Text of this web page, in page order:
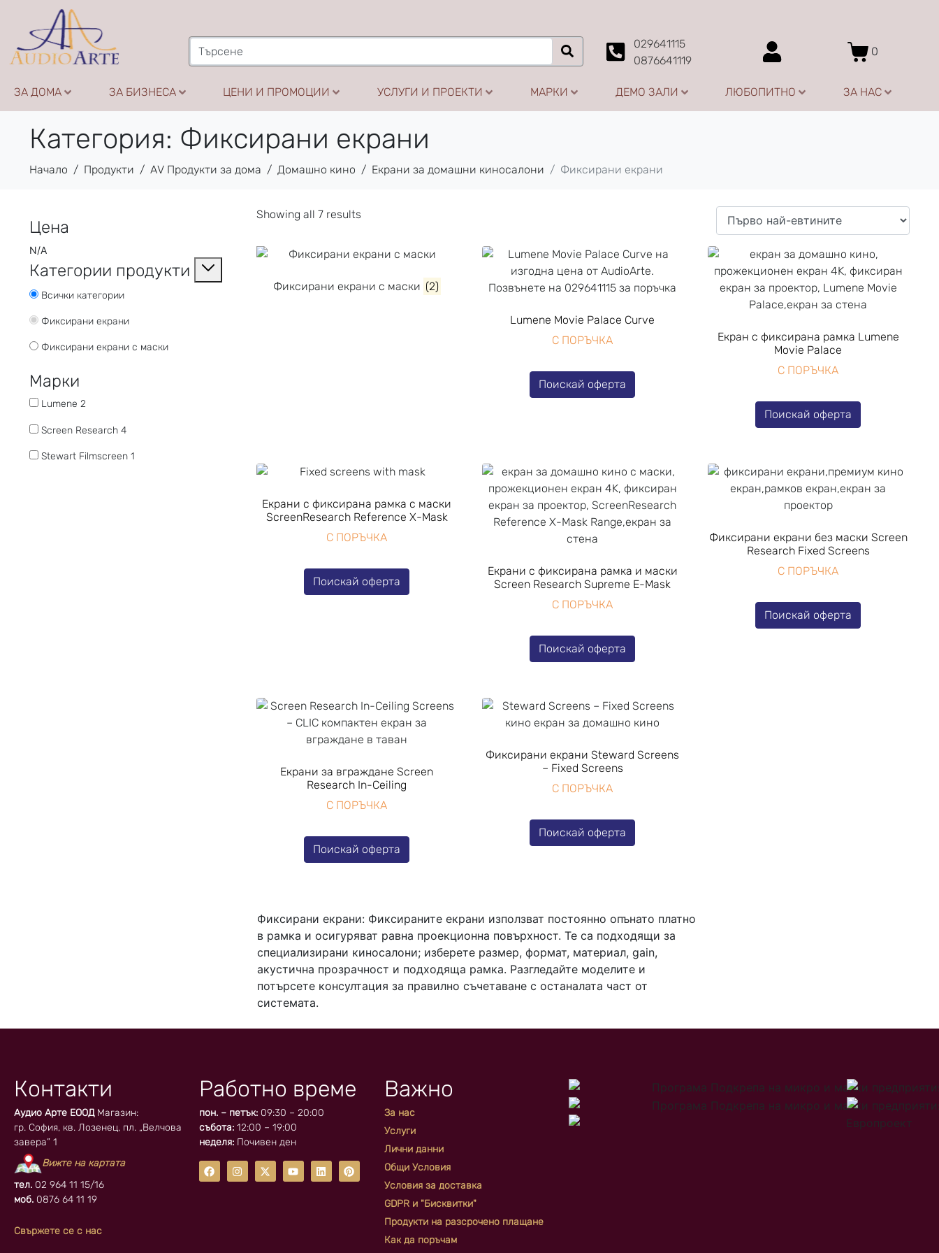
029641115
0876641119
0
ЗА ДОМА ЗА БИЗНЕСА ЦЕНИ И ПРОМОЦИИ УСЛУГИ И ПРОЕКТИ МАРКИ ДЕМО ЗАЛИ ЛЮБОПИТНО ЗА НАС
Категория: Фиксирани екрани
Начало Продукти AV Продукти за дома Домашно кино Екрани за домашни киносалони Фиксирани екрани
Showing all 7 results
Фиксирани екрани с маски (2)
Lumene Movie Palace Curve
С ПОРЪЧКА
Поискай оферта
Екран с фиксирана рамка Lumene
Movie Palace
С ПОРЪЧКА
Поискай оферта
Екрани с фиксирана рамка с маски
ScreenResearch Reference X-Mask
С ПОРЪЧКА
Поискай оферта
Екрани с фиксирана рамка и маски
Screen Research Supreme E-Mask
С ПОРЪЧКА
Поискай оферта
Фиксирани екрани без маски Screen
Research Fixed Screens
С ПОРЪЧКА
Поискай оферта
Екрани за вграждане Screen
Research In-Ceiling
С ПОРЪЧКА
Поискай оферта
Фиксирани екрани Steward Screens
– Fixed Screens
С ПОРЪЧКА
Поискай оферта
Фиксирани екрани: Фиксираните екрани използват постоянно опънато платно
в рамка и осигуряват равна проекционна повърхност. Те са подходящи за
специализирани киносалони; изберете размер, формат, материал, gain,
акустична прозрачност и подходяща рамка. Разгледайте моделите и
потърсете консултация за правилно съчетаване с останалата част от
системата.
Цена
N/A
Категории продукти
Всички категории
Фиксирани екрани
Фиксирани екрани с маски
Марки
Lumene 2
Screen Research 4
Stewart Filmscreen 1
Контакти
Аудио Арте ЕООДМагазин:
гр. София, кв. Лозенец, пл. „Велчова
завера” 1
Вижте на картата
тел. 02 964 11 15/16
моб. 0876 64 11 19
Свържете се с нас
Работно време
пон. – петък:09:30 – 20:00
събота:12:00 – 19:00
неделя:Почивен ден
Важно
За нас
Услуги
Лични данни
Общи Условия
Условия за доставка
GDPR и "Бисквитки"
Продукти на разсрочено плащане
Как да поръчам